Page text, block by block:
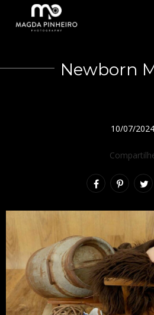
Newborn
10/07/2024